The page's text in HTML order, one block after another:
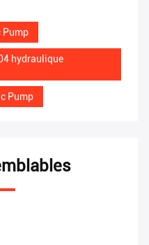
Pump
hydraulique
Pump